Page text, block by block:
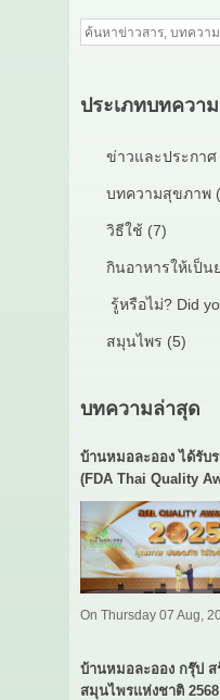
ประเภทบทความ
ข่าวและประกาศ
บทความสุขภาพ
วิธีใช้ (7)
กินอาหารให้เป็น
รู้หรือไม่? Did
สมุนไพร (5)
บทความล่าสุด
บ้านหมอละออง ได้รับ
(FDA Thai Quality
On Thursday 07 Aug,
บ้านหมอละออง กรุ๊ป
สมุนไพรแห่งชาติ